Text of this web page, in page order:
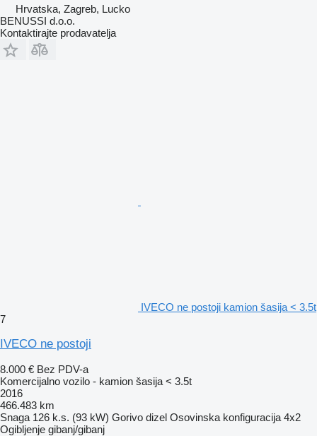
Hrvatska, Zagreb, Lucko
BENUSSI d.o.o.
Kontaktirajte prodavatelja
IVECO ne postoji kamion šasija < 3.5t
7
IVECO ne postoji
8.000 € Bez PDV-a
Komercijalno vozilo - kamion šasija < 3.5t
2016
466.483 km
Snaga 126 k.s. (93 kW) Gorivo dizel Osovinska konfiguracija 4x2
Ogibljenje gibanj/gibanj